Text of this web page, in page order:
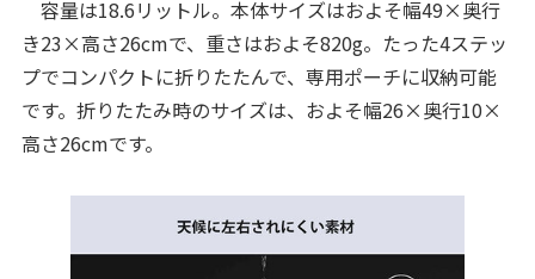
容量は18.6リットル。本体サイズはおよそ幅49×奥行
き23×高さ26cmで、重さはおよそ820g。たった4ステッ
プでコンパクトに折りたたんで、専用ポーチに収納可能
です。折りたたみ時のサイズは、およそ幅26×奥行10×
高さ26cmです。